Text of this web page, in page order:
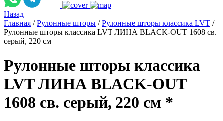
Назад
Главная / Рулонные шторы / Рулонные шторы классика LVT /
Рулонные шторы классика LVT ЛИНА BLACK-OUT 1608 св.
серый, 220 см
Рулонные шторы классика
LVT ЛИНА BLACK-OUT
1608 св. серый, 220 см *